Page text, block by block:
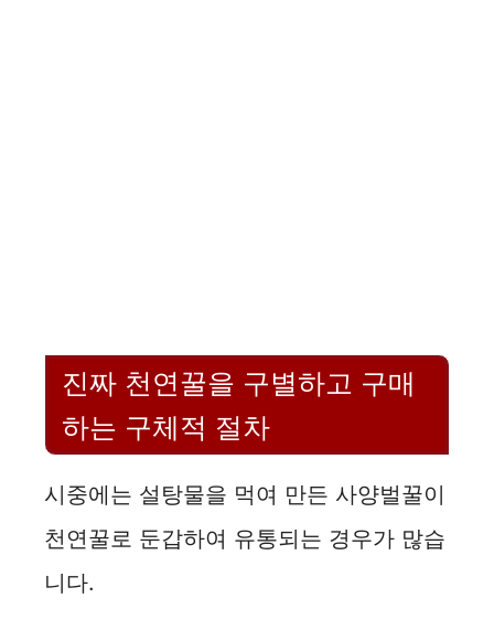
진짜 천연꿀을 구별하고 구매
하는 구체적 절차
시중에는 설탕물을 먹여 만든 사양벌꿀이
천연꿀로 둔갑하여 유통되는 경우가 많습
니다.